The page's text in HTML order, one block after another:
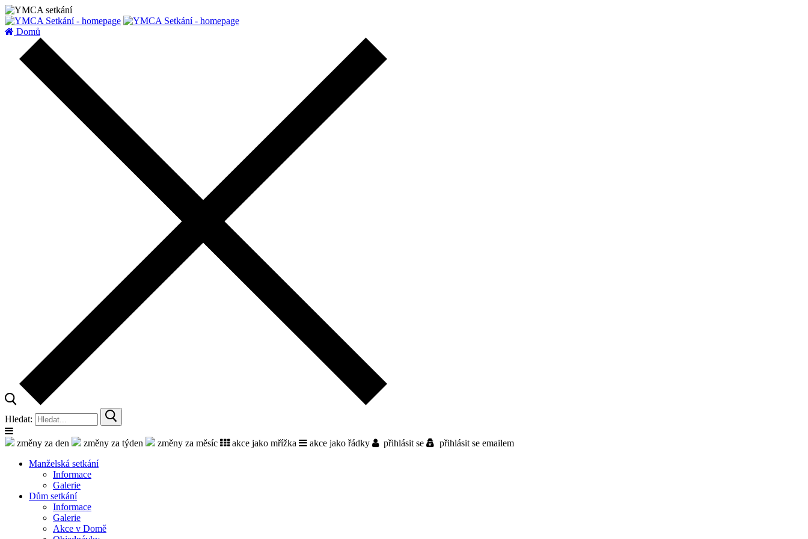
Domů
Hledat:
změny za den změny za týden změny za měsíc akce jako mřížka akce jako řádky přihlásit se
přihlásit se emailem
Manželská setkání
Informace
Galerie
Dům setkání
Informace
Galerie
Akce v Domě
zatížení serveru